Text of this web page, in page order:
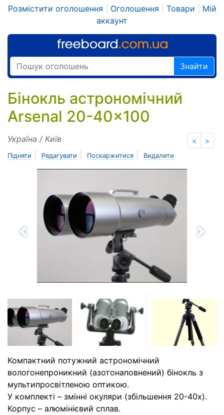
Розмістити оголошення Оголошення Товари
Мій
аккаунт
Знайти
Бінокль астрономічний
Arsenal 20-40x100
< >
Україна / Київ
Підняти Редагувати Поскаржитися Видалити
Назад
Компактний потужний астрономічний
вологонепроникний (азотонаповнений) бінокль з
мультипросвітленою оптикою.
У комплекті – змінні окуляри (збільшення 20-40х).
Корпус – алюмінієвий сплав.